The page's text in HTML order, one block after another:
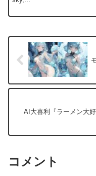
AI大喜利『ラーメン大好
コメント